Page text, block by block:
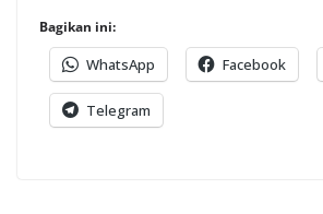
Bagikan ini:
WhatsApp Facebook
Telegram